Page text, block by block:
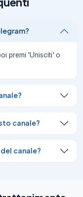
no-
25 388
si
inter-
premi 'Unisciti' o
canale?
canale?